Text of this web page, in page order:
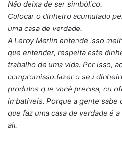
Não deixa de ser simbólico.
Colocar o dinheiro acumulado
uma casa de verdade.
A Leroy Merlin entende isso
que entender, respeita este
trabalho de uma vida. Por isso,
compromisso:fazer o seu
produtos que você precisa, ou
imbatíveis. Porque a gente sabe
que faz uma casa de verdade é
ali.